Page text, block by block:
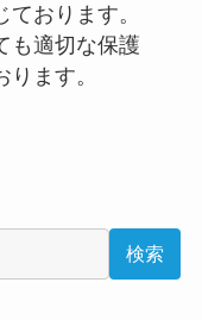
おります。
も適切な保護
ます。
検索